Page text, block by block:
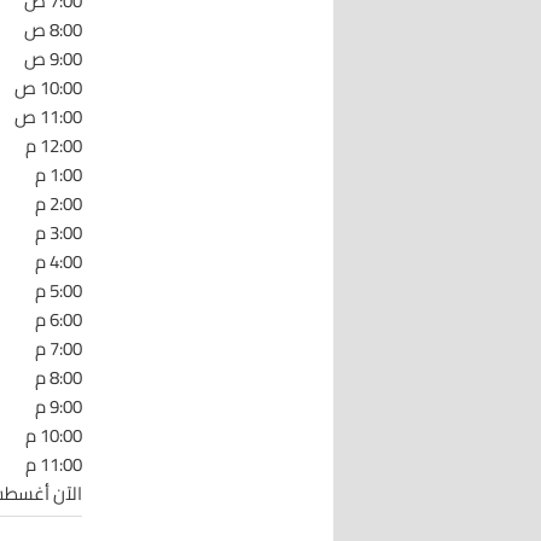
8:00 ص
9:00 ص
10:00 ص
11:00 ص
12:00 م
1:00 م
2:00 م
3:00 م
4:00 م
5:00 م
6:00 م
7:00 م
8:00 م
9:00 م
10:00 م
11:00 م
الآن أغسطس 6